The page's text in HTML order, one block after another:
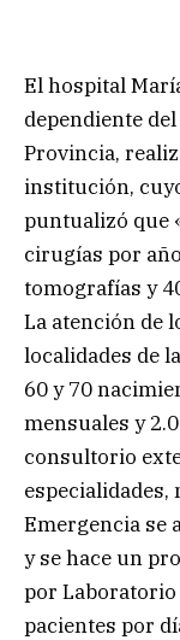
El hospital
dependiente
Provincia,
institución,
puntualizó que
cirugías por
tomografías y
La atención de
localidades de
60 y 70
mensuales y
consultorio
especialidades,
Emergencia se
y se hace un
por Laboratorio
pacientes por